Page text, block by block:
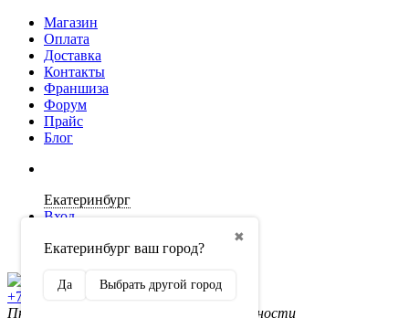
Магазин
Оплата
Доставка
Контакты
Франшиза
Форум
Прайс
Блог
Екатеринбург
✖
Екатеринбург ваш город?
Да Выбрать другой город
Вход
Регистрация
+7 (902) 872-54-70
Пн-Пт 10:00-20:00, сб-вск по договорённости